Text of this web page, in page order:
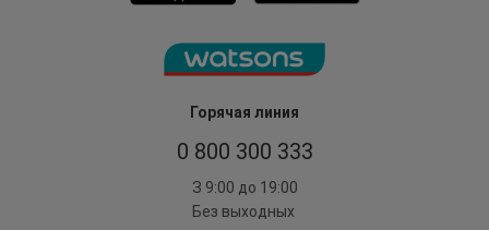
Горячая линия
0 800 300 333
З 9:00 до 19:00
Без выходных